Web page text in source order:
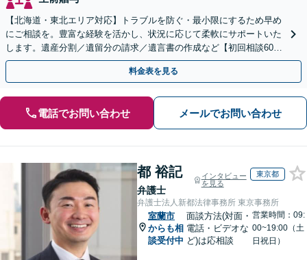
【北海道・東北エリア対応】トラブルを防ぐ・最小限にするため早め
にご相談を。豊富な経験を活かし、状況に応じて柔軟にサポートいた
します。遺産分割／遺留分の請求／遺言書の作成など【初回相談60分
無料】【オンライン相談可能】
料金表を見る
電話でお問い合わせ メールでお問い合わせ
都 裕記
弁護士
インタビュー
を見る
東京都
弁護士法人新都法律事務所 東京事務所
室蘭市
からも相
談受付中
面談方法(対面・
電話・ビデオな
ど)は応相談
営業時間：09:
00~19:00（土
日祝日）